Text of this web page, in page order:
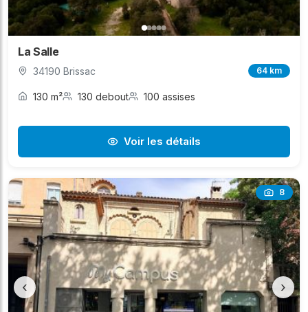
La Salle
34190 Brissac 64 km
130 m² 130 debout 100 assises
Voir les détails
8
‹ ›